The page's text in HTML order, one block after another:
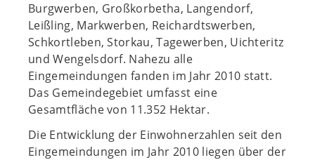
Burgwerben, Großkorbetha, Langendorf,
Leißling, Markwerben, Reichardtswerben,
Schkortleben, Storkau, Tagewerben, Uichteritz
und Wengelsdorf. Nahezu alle
Eingemeindungen fanden im Jahr 2010 statt.
Das Gemeindegebiet umfasst eine
Gesamtfläche von 11.352 Hektar.
Die Entwicklung der Einwohnerzahlen seit den
Eingemeindungen im Jahr 2010 liegen über der